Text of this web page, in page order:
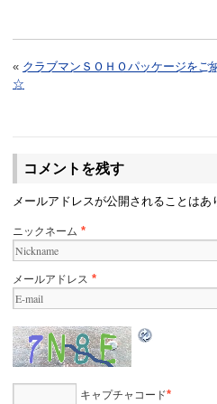
« クラブマンＳＯＨＯパッケージをご
☆
コメントを残す
メールアドレスが公開されることはあ
ニックネーム *
メールアドレス *
キャプチャコード*